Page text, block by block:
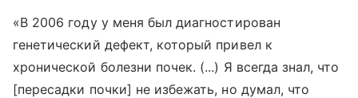
«В 2006 году у меня был диагностирован
генетический дефект, который привел к
хронической болезни почек. (...) Я всегда знал, что
[пересадки почки] не избежать, но думал, что